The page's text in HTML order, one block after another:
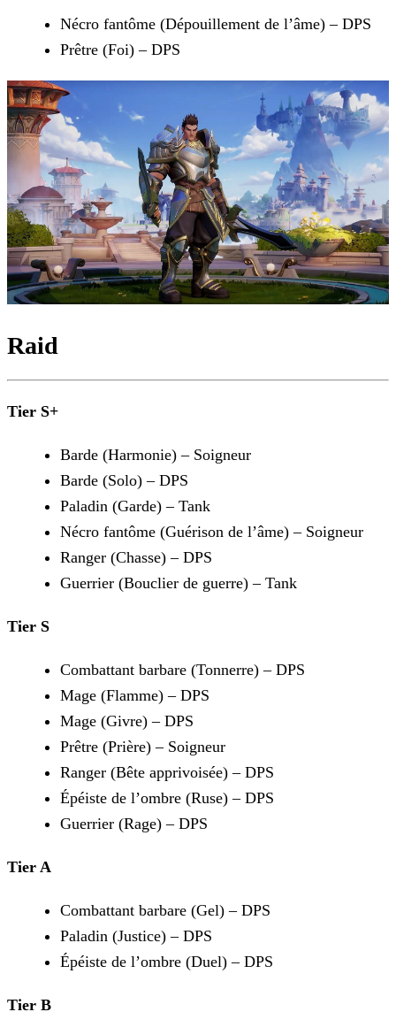
Nécro fantôme (Dépouillement de l’âme) – DPS
Prêtre (Foi) – DPS
Raid
Tier S+
Barde (Harmonie) – Soigneur
Barde (Solo) – DPS
Paladin (Garde) – Tank
Nécro fantôme (Guérison de l’âme) – Soigneur
Ranger (Chasse) – DPS
Guerrier (Bouclier de guerre) – Tank
Tier S
Combattant barbare (Tonnerre) – DPS
Mage (Flamme) – DPS
Mage (Givre) – DPS
Prêtre (Prière) – Soigneur
Ranger (Bête apprivoisée) – DPS
Épéiste de l’ombre (Ruse) – DPS
Guerrier (Rage) – DPS
Tier A
Combattant barbare (Gel) – DPS
Paladin (Justice) – DPS
Épéiste de l’ombre (Duel) – DPS
Tier B